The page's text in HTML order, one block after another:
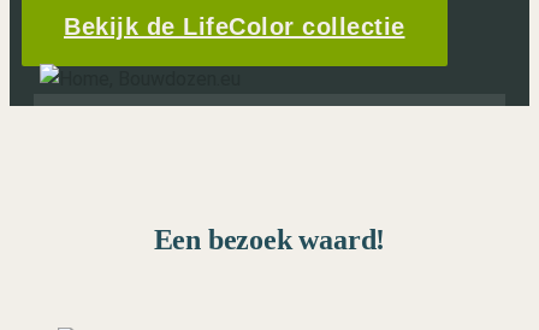
Bekijk de LifeColor collectie
Een bezoek waard!